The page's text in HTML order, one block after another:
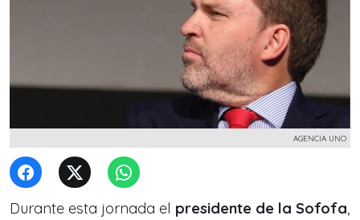
AGENCIA UNO
Durante esta jornada el presidente de la Sofofa,